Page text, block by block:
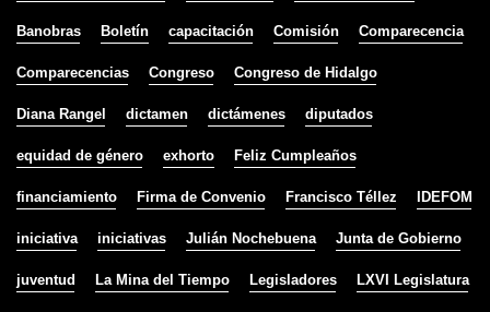
Banobras Boletín capacitación Comisión Comparecencia
Comparecencias Congreso Congreso de Hidalgo
Diana Rangel dictamen dictámenes diputados
equidad de género exhorto Feliz Cumpleaños
financiamiento Firma de Convenio Francisco Téllez IDEFOM
iniciativa iniciativas Julián Nochebuena Junta de Gobierno
juventud La Mina del Tiempo Legisladores LXVI Legislatura